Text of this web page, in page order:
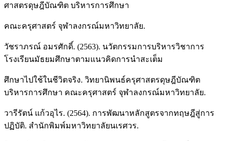
ศาสตรดุษฎีบัณฑิต บริหารการศึกษา
คณะครุศาสตร์ จุฬาลงกรณ์มหาวิทยาลัย.
วัชราภรณ์ อมรศักดิ์. (2563). นวัตกรรมการบริหารวิชาการ
โรงเรียนมัธยมศึกษาตามแนวคิดการนำสะเต็ม
ศึกษาไปใช้ในชีวิตจริง. วิทยานิพนธ์ครุศาสตรดุษฎีบัณฑิต
บริหารการศึกษา คณะครุศาสตร์ จุฬาลงกรณ์มหาวิทยาลัย.
วารีรัตน์ แก้วอุไร. (2564). การพัฒนาหลักสูตรจากทฤษฎีสู่การ
ปฏิบัติ. สำนักพิมพ์มหาวิทยาลัยนเรศวร.